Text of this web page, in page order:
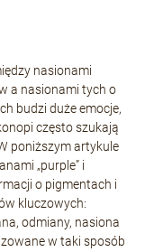
nasionami
a nasionami tych o
budzi duże emocje,
często szukają
poniższym artykule
„purple” i
o pigmentach i
kluczowych:
odmiany, nasiona
w taki sposób